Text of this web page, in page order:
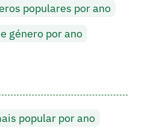
populares por ano
género por ano
popular por ano